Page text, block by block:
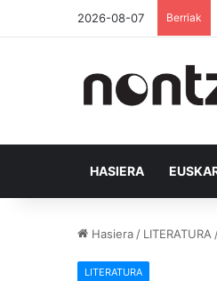
2026-08-07 Berriak
HASIERA
Hasiera / LITERATURA
LITERATURA